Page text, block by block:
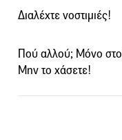
Διαλέχτε νοστιμιές!
Πού αλλού; Μόνο στο
Μην το χάσετε!